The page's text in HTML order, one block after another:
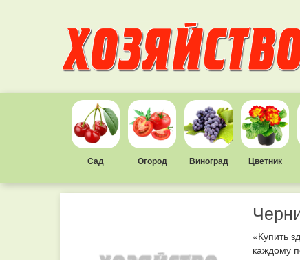
Сад Огород Виноград Цветник
«Купить
каждому